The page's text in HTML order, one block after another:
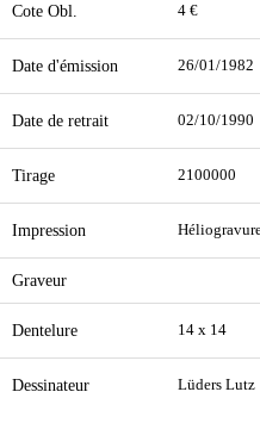
Cote Obl. 4 €
Date d'émission 26/01/1982
Date de retrait 02/10/1990
Tirage 2100000
Impression
Graveur
Dentelure 14 x 14
Dessinateur Lüders Lutz